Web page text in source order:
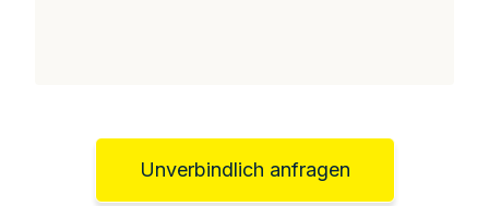
Unverbindlich anfragen